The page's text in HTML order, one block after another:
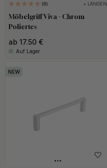
8 + LÄNGEN
Möbelgriff Viva - Chrom
Poliertes
ab 17.50 €
Auf Lager